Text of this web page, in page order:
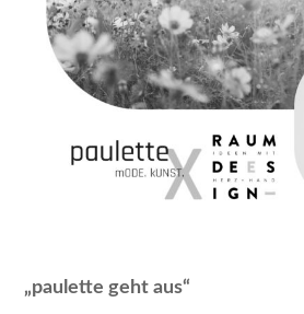
„paulette geht aus“